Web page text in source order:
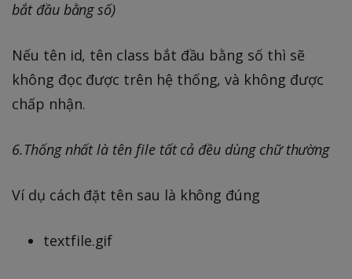
bắt đầu bằng số)
Nếu tên id, tên class bắt đầu bằng số thì sẽ
không đọc được trên hệ thống, và không được
chấp nhận.
6.Thống nhất là tên file tất cả đều dùng chữ thường
Ví dụ cách đặt tên sau là không đúng
textfile.gif